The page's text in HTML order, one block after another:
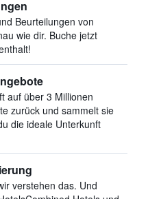
Beurteilungen von
wie dir. Buche jetzt
auf über 3 Millionen
zurück und sammelt sie
die ideale Unterkunft
verstehen das. Und